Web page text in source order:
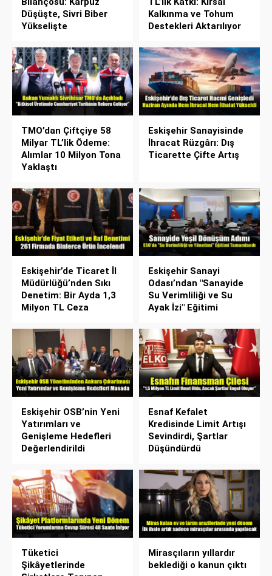
Düşüşte, Sivri Biber
Yükselişte
Kalkınma ve Tohum
Destekleri Aktarılıyor
TMO’dan Çiftçiye 58
Milyar TL’lik Ödeme:
Alımlar 10 Milyon Tona
Yaklaştı
Eskişehir Sanayisinde
İhracat Rüzgârı: Dış
Ticarette Çifte Artış
Eskişehir’de Ticaret İl
Müdürlüğü’nden Sıkı
Denetim: Bir Ayda 1,3
Milyon TL Ceza
Eskişehir Sanayi
Odası’ndan "Sanayide
Su Verimliliği ve Su
Ayak İzi" Eğitimi
Eskişehir OSB’nin Yeni
Yatırımları ve
Genişleme Hedefleri
Değerlendirildi
Esnaf Kefalet
Kredisinde Limit Artışı
Sevindirdi, Şartlar
Düşündürdü
Tüketici
Şikâyetlerinde
Mirasçıların yıllardır
beklediği o kanun çıktı